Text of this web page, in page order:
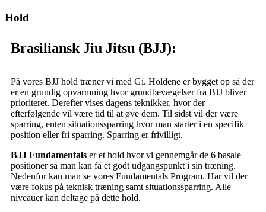
Hold
Brasiliansk Jiu Jitsu (BJJ):
På vores BJJ hold træner vi med Gi. Holdene er bygget op så der
er en grundig opvarmning hvor grundbevægelser fra BJJ bliver
prioriteret. Derefter vises dagens teknikker, hvor der
efterfølgende vil være tid til at øve dem. Til sidst vil der være
sparring, enten situationssparring hvor man starter i en specifik
position eller fri sparring. Sparring er frivilligt.
BJJ Fundamentals er et hold hvor vi gennemgår de 6 basale
positioner så man kan få et godt udgangspunkt i sin træning.
Nedenfor kan man se vores Fundamentals Program. Har vil der
være fokus på teknisk træning samt situationssparring. Alle
niveauer kan deltage på dette hold.